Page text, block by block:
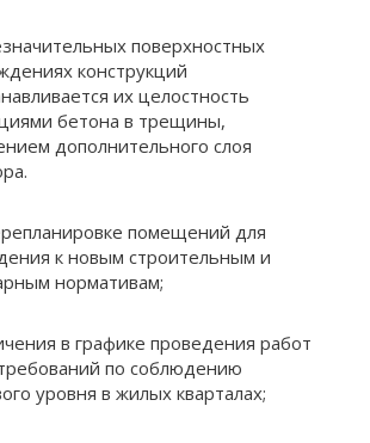
поверхностных
конструкций
их целостность
бетона в трещины,
дополнительного слоя
помещений для
к новым строительным и
нормативам;
в графике проведения работ
по соблюдению
уровня в жилых кварталах;